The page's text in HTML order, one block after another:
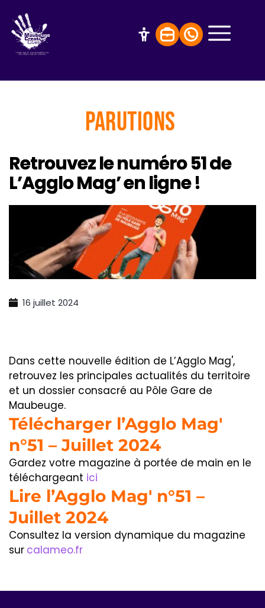
Parutions
Retrouvez le numéro 51 de
L’Agglo Mag’ en ligne !
16 juillet 2024
Dans cette nouvelle édition de L’Agglo Mag',
retrouvez les principales actualités du territoire
et un dossier consacré au Pôle Gare de
Maubeuge.
Télécharger l’Agglo Mag'
n°51 – Juillet 2024
Gardez votre magazine à portée de main en le
téléchargeant ici
Lire l’Agglo Mag' n°51 –
Juillet 2024
Consultez la version dynamique du magazine
sur calameo.fr